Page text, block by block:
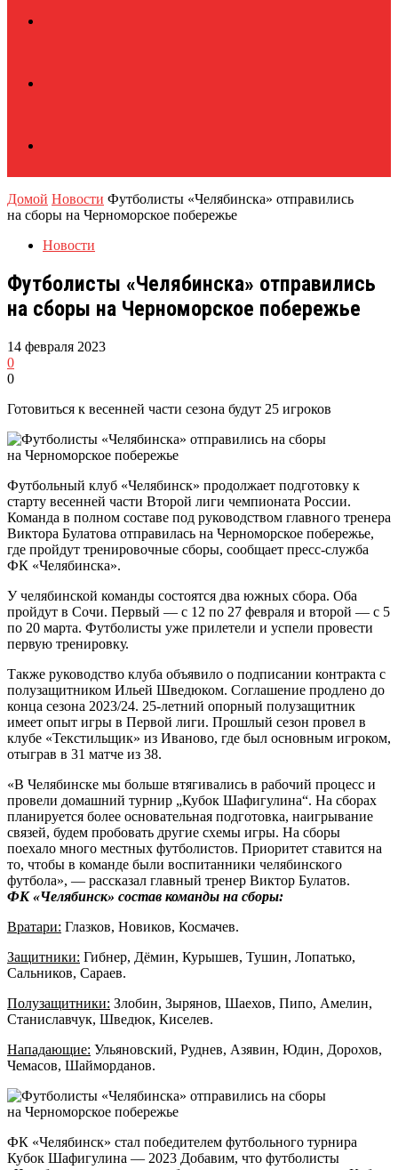
Домой Новости Футболисты «Челябинска» отправились
на сборы на Черноморское побережье
Новости
Футболисты «Челябинска» отправились
на сборы на Черноморское побережье
14 февраля 2023
0
0
Готовиться к весенней части сезона будут 25 игроков
Футбольный клуб «Челябинск» продолжает подготовку к
старту весенней части Второй лиги чемпионата России.
Команда в полном составе под руководством главного тренера
Виктора Булатова отправилась на Черноморское побережье,
где пройдут тренировочные сборы, сообщает пресс-служба
ФК «Челябинска».
У челябинской команды состоятся два южных сбора. Оба
пройдут в Сочи. Первый — с 12 по 27 февраля и второй — с 5
по 20 марта. Футболисты уже прилетели и успели провести
первую тренировку.
Также руководство клуба объявило о подписании контракта с
полузащитником Ильей Шведюком. Соглашение продлено до
конца сезона 2023/24. 25-летний опорный полузащитник
имеет опыт игры в Первой лиги. Прошлый сезон провел в
клубе «Текстильщик» из Иваново, где был основным игроком,
отыграв в 31 матче из 38.
«В Челябинске мы больше втягивались в рабочий процесс и
провели домашний турнир „Кубок Шафигулина“. На сборах
планируется более основательная подготовка, наигрывание
связей, будем пробовать другие схемы игры. На сборы
поехало много местных футболистов. Приоритет ставится на
то, чтобы в команде были воспитанники челябинского
футбола», — рассказал главный тренер Виктор Булатов.
ФК «Челябинск» состав команды на сборы:
Вратари: Глазков, Новиков, Космачев.
Защитники: Гибнер, Дёмин, Курышев, Тушин, Лопатько,
Сальников, Сараев.
Полузащитники: Злобин, Зырянов, Шаехов, Пипо, Амелин,
Станиславчук, Шведюк, Киселев.
Нападающие: Ульяновский, Руднев, Азявин, Юдин, Дорохов,
Чемасов, Шайморданов.
ФК «Челябинск» стал победителем футбольного турнира
Кубок Шафигулина — 2023 Добавим, что футболисты